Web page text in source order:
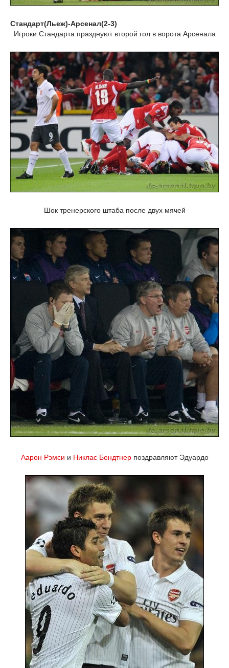
Стандарт(Льеж)-Арсенал(2-3)
Игроки Стандарта празднуют второй гол в ворота Арсенала
Шок тренерского штаба после двух мячей
Аарон Рэмси и Никлас Бендтнерпоздравляют Эдуардо